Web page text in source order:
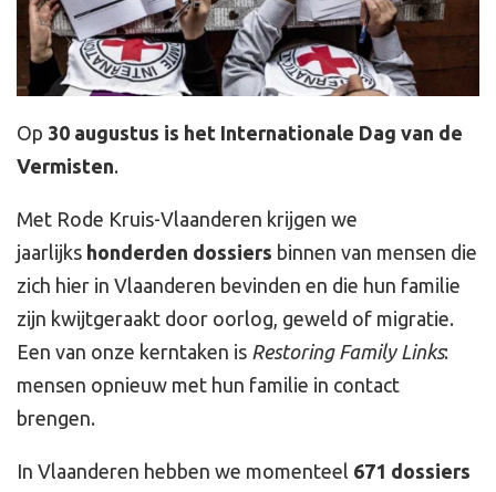
Op 30 augustus is het Internationale Dag van de
Vermisten.
Met Rode Kruis-Vlaanderen krijgen we
jaarlijks honderden dossiers binnen van mensen die
zich hier in Vlaanderen bevinden en die hun familie
zijn kwijtgeraakt door oorlog, geweld of migratie.
Een van onze kerntaken is Restoring Family Links:
mensen opnieuw met hun familie in contact
brengen.
In Vlaanderen hebben we momenteel 671 dossiers